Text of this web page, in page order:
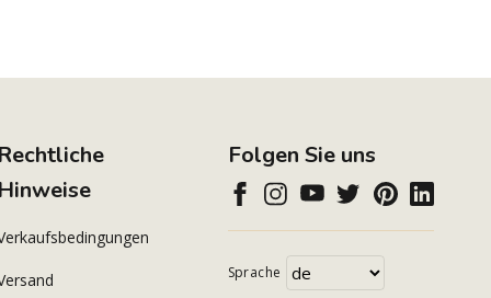
Folgen Sie uns
Sprache